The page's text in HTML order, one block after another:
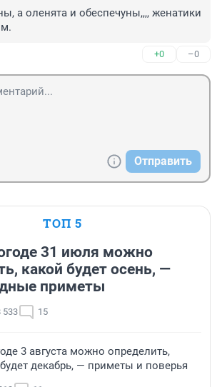
а оленята и обеспечуны,,,, женатики
+0 –0
Отправить
ТОП 5
31 июля можно
какой будет осень, —
приметы
533 15
3 августа можно определить,
декабрь, — приметы и поверья